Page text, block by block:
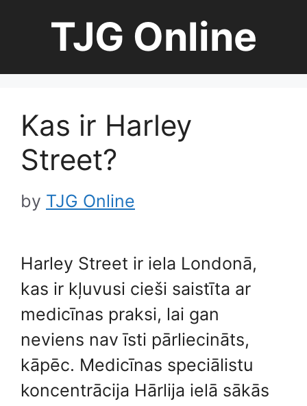
TJG Online
Kas ir Harley
Street?
by TJG Online
Harley Street ir iela Londonā,
kas ir kļuvusi cieši saistīta ar
medicīnas praksi, lai gan
neviens nav īsti pārliecināts,
kāpēc. Medicīnas speciālistu
koncentrācija Hārlija ielā sākās